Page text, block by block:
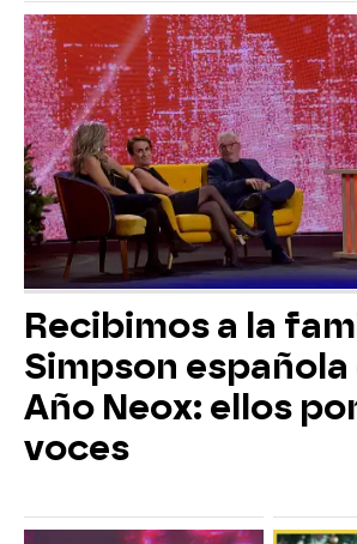
Recibimos a la
Simpson española
Año Neox: ellos
voces